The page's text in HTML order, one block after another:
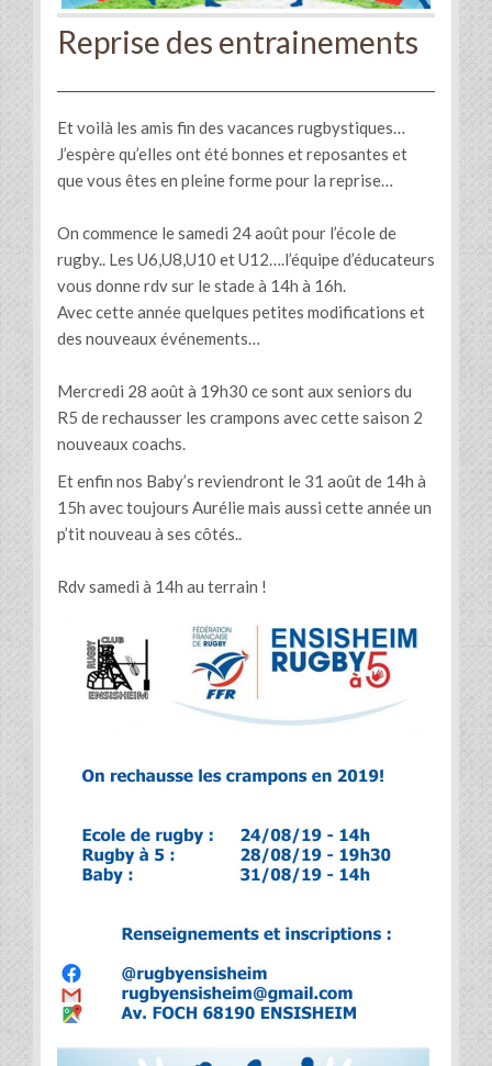
Reprise des entrainements
Et voilà les amis fin des vacances rugbystiques…
J’espère qu’elles ont été bonnes et reposantes et
que vous êtes en pleine forme pour la reprise…
On commence le samedi 24 août pour l’école de
rugby.. Les U6,U8,U10 et U12….l’équipe d’éducateurs
vous donne rdv sur le stade à 14h à 16h.
Avec cette année quelques petites modifications et
des nouveaux événements…
Mercredi 28 août à 19h30 ce sont aux seniors du
R5 de rechausser les crampons avec cette saison 2
nouveaux coachs.
Et enfin nos Baby’s reviendront le 31 août de 14h à
15h avec toujours Aurélie mais aussi cette année un
p’tit nouveau à ses côtés..
Rdv samedi à 14h au terrain !